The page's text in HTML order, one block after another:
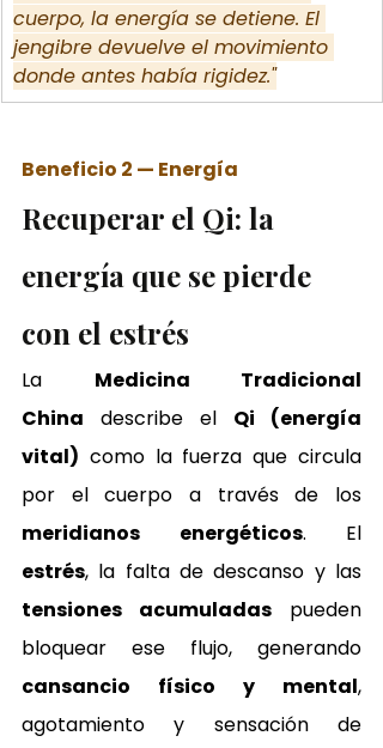
cuerpo, la energía se detiene. El
jengibre devuelve el movimiento
donde antes había rigidez."
Beneficio 2 — Energía
Recuperar el Qi: la
energía que se pierde
con el estrés
La Medicina Tradicional
China describe el Qi (energía
vital) como la fuerza que circula
meridianos energéticos
estrés
tensiones acumuladas pueden
cansancio físico y mental,
agotamiento y sensación de